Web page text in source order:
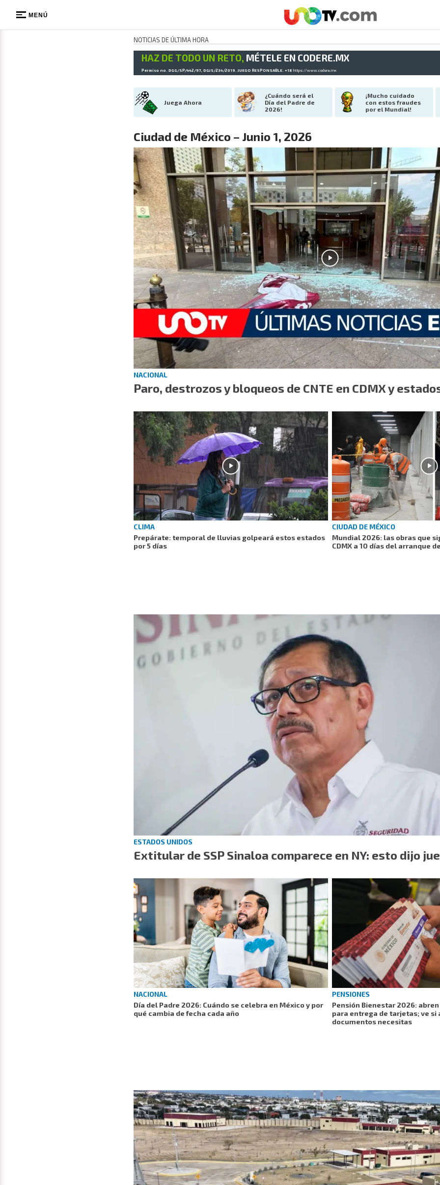
MENÚ
NOTICIAS DE ÚLTIMA HORA
HAZ DE TODO UN RETO, MÉTELE EN CODERE.MX
Permiso no. DGG/SP/442/97, DGJS/234/2019. JUEGO RESPONSABLE. +18 https://www.codere.mx
Juega Ahora
¿Cuándo será el
Día del Padre de
2026!
¡Mucho cuidado
con estos fraudes
por el Mundial!
Ciudad de México – Junio 1, 2026
NACIONAL
Paro, destrozos y bloqueos de CNTE en CDMX y
CLIMA
Prepárate: temporal de lluvias golpeará estos estados
por 5 días
CIUDAD DE MÉXICO
Mundial 2026: las obras que
CDMX a 10 días del arranque
ESTADOS UNIDOS
Extitular de SSP Sinaloa comparece en NY: esto dijo
NACIONAL
Día del Padre 2026: Cuándo se celebra en México y por
qué cambia de fecha cada año
PENSIONES
Pensión Bienestar 2026:
para entrega de tarjetas; ve si
documentos necesitas